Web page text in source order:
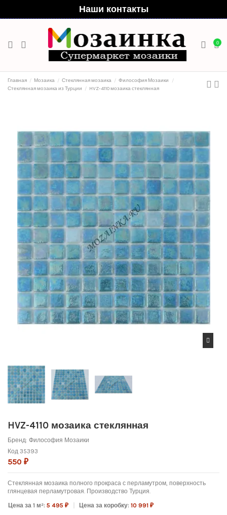
Наши контакты
0
Главная Мозаика Стеклянная мозаика
Философия Мозаики
Стеклянная мозаика из Турции
HVZ-4110 мозаика стеклянная
HVZ-4110 мозаика стеклянная
Бренд: Философия Мозаики
Код 35393
550 ₽
Стеклянная мозаика полного прокраса с перламутром, поверхность
глянцевая перламутровая. Производство Турция.
Цена за 1 м²:5 495 ₽ Цена за коробку:10 991 ₽